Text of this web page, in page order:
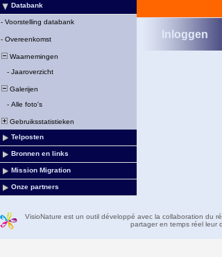
Databank
- Voorstelling databank
- Overeenkomst
Waarnemingen
- Jaaroverzicht
Galerijen
- Alle foto's
Gebruiksstatistieken
Telposten
Bronnen en links
Mission Migration
Onze partners
Inloggen
VisioNature est un outil développé avec la collaboration du
partager en temps réel leur